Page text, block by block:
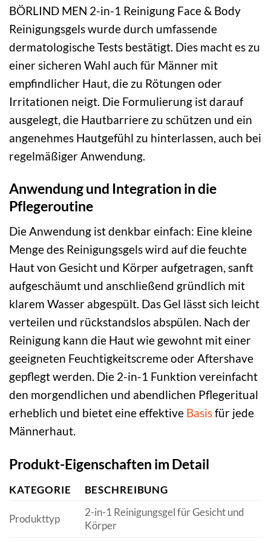
BÖRLIND MEN 2-in-1 Reinigung Face & Body
Reinigungsgels wurde durch umfassende
dermatologische Tests bestätigt. Dies macht es zu
einer sicheren Wahl auch für Männer mit
empfindlicher Haut, die zu Rötungen oder
Irritationen neigt. Die Formulierung ist darauf
ausgelegt, die Hautbarriere zu schützen und ein
angenehmes Hautgefühl zu hinterlassen, auch bei
regelmäßiger Anwendung.
Anwendung und Integration in die
Pflegeroutine
Die Anwendung ist denkbar einfach: Eine kleine
Menge des Reinigungsgels wird auf die feuchte
Haut von Gesicht und Körper aufgetragen, sanft
aufgeschäumt und anschließend gründlich mit
klarem Wasser abgespült. Das Gel lässt sich leicht
verteilen und rückstandslos abspülen. Nach der
Reinigung kann die Haut wie gewohnt mit einer
geeigneten Feuchtigkeitscreme oder Aftershave
gepflegt werden. Die 2-in-1 Funktion vereinfacht
den morgendlichen und abendlichen Pflegeritual
erheblich und bietet eine effektive Basisfür jede
Männerhaut.
Produkt-Eigenschaften im Detail
KATEGORIE BESCHREIBUNG
Produkttyp
2-in-1 Reinigungsgel für Gesicht und
Körper